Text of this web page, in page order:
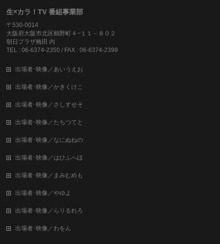
生×カラ！TV 番組事業部
〒530-0014
大阪府大阪市北区鶴野町４−１１－８０２
朝日プラザ梅田 内
TEL : 06-6374-2350 / FAX : 06-6374-2399
出場者･映像／あいうえお
出場者･映像／かきくけこ
出場者･映像／さしすせそ
出場者･映像／たちつてと
出場者･映像／なにぬねの
出場者･映像／はひふへほ
出場者･映像／まみむめも
出場者･映像／やゆよ
出場者･映像／らりるれろ
出場者･映像／わをん